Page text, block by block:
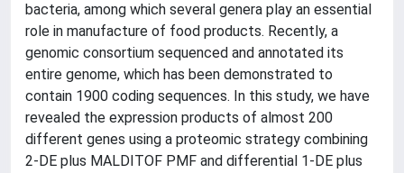
bacteria, among which several genera play an essential
role in manufacture of food products. Recently, a
genomic consortium sequenced and annotated its
entire genome, which has been demonstrated to
contain 1900 coding sequences. In this study, we have
revealed the expression products of almost 200
different genes using a proteomic strategy combining
2-DE plus MALDITOF PMF and differential 1-DE plus